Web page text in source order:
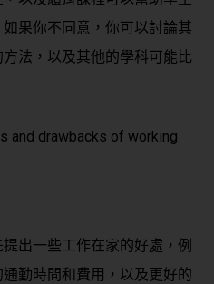
果你不同意，你可以討論其
法，以及其他的學科可能比
and drawbacks of working
出一些工作在家的好處，例
勤時間和費用，以及更好的